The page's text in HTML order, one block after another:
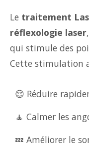
Le traitement
réflexologie laser
qui stimule des
Cette stimulation
😌 Réduire
🧘 Calmer les
💤 Améliorer le